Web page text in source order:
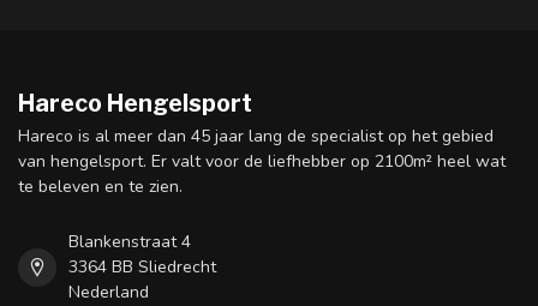
Hareco Hengelsport
Hareco is al meer dan 45 jaar lang de specialist op het gebied
van hengelsport. Er valt voor de liefhebber op 2100m² heel wat
te beleven en te zien.
Blankenstraat 4
3364 BB Sliedrecht
Nederland